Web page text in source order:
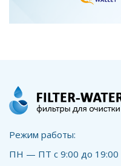
Режим работы:
ПН — ПТ с 9:00 до 19:00